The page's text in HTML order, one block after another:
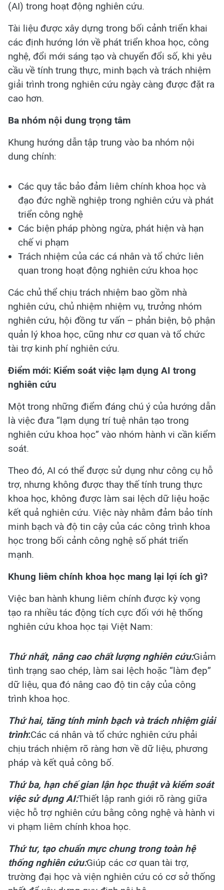
(AI) trong hoạt động nghiên cứu.
Tài liệu được xây dựng trong bối cảnh triển khai
các định hướng lớn về phát triển khoa học, công
nghệ, đổi mới sáng tạo và chuyển đổi số, khi yêu
cầu về tính trung thực, minh bạch và trách nhiệm
giải trình trong nghiên cứu ngày càng được đặt ra
cao hơn.
Ba nhóm nội dung trọng tâm
Khung hướng dẫn tập trung vào ba nhóm nội
dung chính:
Các quy tắc bảo đảm liêm chính khoa học và
đạo đức nghề nghiệp trong nghiên cứu và phát
triển công nghệ
Các biện pháp phòng ngừa, phát hiện và hạn
chế vi phạm
Trách nhiệm của các cá nhân và tổ chức liên
quan trong hoạt động nghiên cứu khoa học
Các chủ thể chịu trách nhiệm bao gồm nhà
nghiên cứu, chủ nhiệm nhiệm vụ, trưởng nhóm
nghiên cứu, hội đồng tư vấn – phản biện, bộ phận
quản lý khoa học, cũng như cơ quan và tổ chức
tài trợ kinh phí nghiên cứu.
Điểm mới: Kiểm soát việc lạm dụng AI trong
nghiên cứu
Một trong những điểm đáng chú ý của hướng dẫn
là việc đưa “lạm dụng trí tuệ nhân tạo trong
nghiên cứu khoa học” vào nhóm hành vi cần kiểm
soát.
Theo đó, AI có thể được sử dụng như công cụ hỗ
trợ, nhưng không được thay thế tính trung thực
khoa học, không được làm sai lệch dữ liệu hoặc
kết quả nghiên cứu. Việc này nhằm đảm bảo tính
minh bạch và độ tin cậy của các công trình khoa
học trong bối cảnh công nghệ số phát triển
mạnh.
Khung liêm chính khoa học mang lại lợi ích gì?
Việc ban hành khung liêm chính được kỳ vọng
tạo ra nhiều tác động tích cực đối với hệ thống
nghiên cứu khoa học tại Việt Nam:
Thứ nhất, nâng cao chất lượng nghiên cứu:Giảm
tình trạng sao chép, làm sai lệch hoặc “làm đẹp”
dữ liệu, qua đó nâng cao độ tin cậy của công
trình khoa học.
Thứ hai, tăng tính minh bạch và trách nhiệm giải
trình:Các cá nhân và tổ chức nghiên cứu phải
chịu trách nhiệm rõ ràng hơn về dữ liệu, phương
pháp và kết quả công bố.
Thứ ba, hạn chế gian lận học thuật và kiểm soát
việc sử dụng AI:Thiết lập ranh giới rõ ràng giữa
việc hỗ trợ nghiên cứu bằng công nghệ và hành vi
vi phạm liêm chính khoa học.
Thứ tư, tạo chuẩn mực chung trong toàn hệ
thống nghiên cứu:Giúp các cơ quan tài trợ,
trường đại học và viện nghiên cứu có cơ sở thống